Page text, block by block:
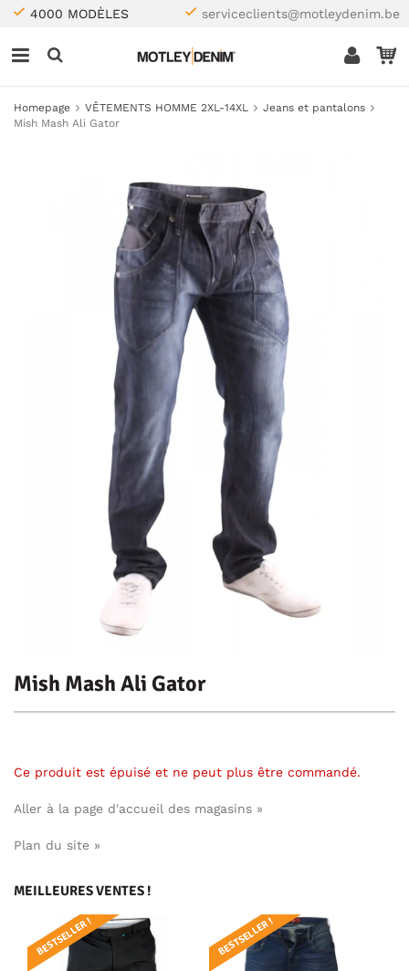
4000 MODÈLES serviceclients@motleydenim.be
Homepage VÊTEMENTS HOMME 2XL-14XL
Jeans et pantalons
Mish Mash Ali Gator
Mish Mash Ali Gator
Ce produit est épuisé et ne peut plus être commandé.
Aller à la page d'accueil des magasins »
Plan du site »
MEILLEURES VENTES !
BESTSELLER ! BESTSELLER !